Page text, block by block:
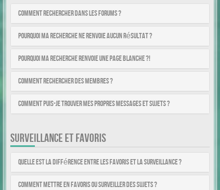
Comment rechercher dans les forums ?
Pourquoi ma recherche ne renvoie aucun résultat ?
Pourquoi ma recherche renvoie une page blanche ?!
Comment rechercher des membres ?
Comment puis-je trouver mes propres messages et sujets ?
SURVEILLANCE ET FAVORIS
Quelle est la différence entre les favoris et la surveillance ?
Comment mettre en favoris ou surveiller des sujets ?